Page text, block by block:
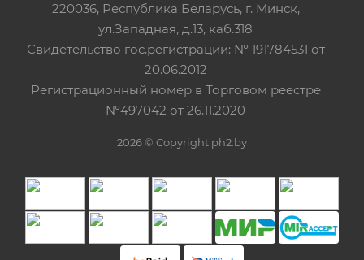
220036, Республика Беларусь, г. Минск,
ул.Западная, д.13, каб.318
Свидетельство гос.регистрации: № 191784531 от
20.06.2012
Регистрационный номер в Торговом реестре
№497042 от 26.11.2020
2026 © Copyright ph2.by